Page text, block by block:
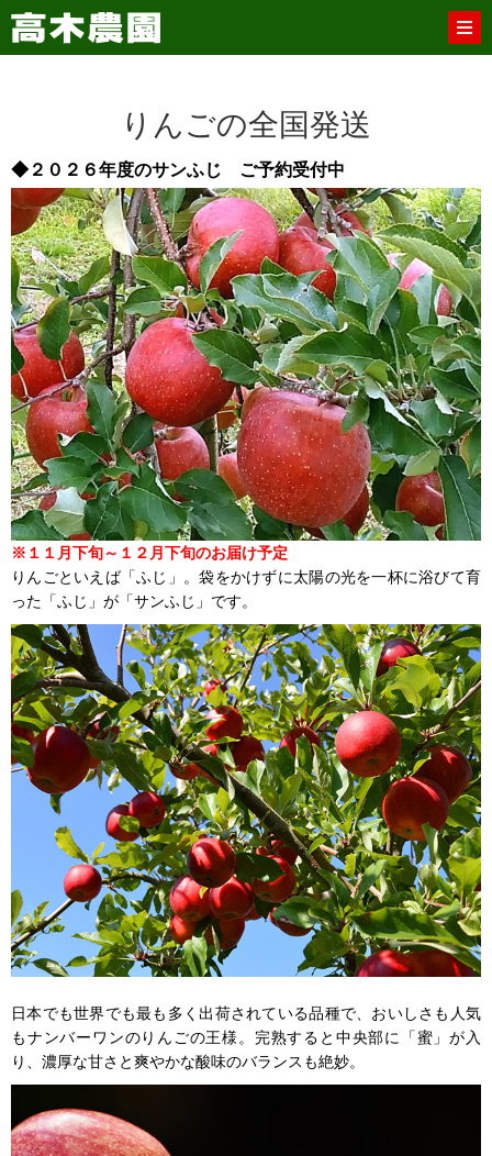
りんごの全国発送
◆２０２６年度のサンふじ ご予約受付中
※１１月下旬～１２月下旬のお届け予定
りんごといえば「ふじ」。袋をかけずに太陽の光を一杯に浴びて育
った「ふじ」が「サンふじ」です。
日本でも世界でも最も多く出荷されている品種で、おいしさも人気
もナンバーワンのりんごの王様。完熟すると中央部に「蜜」が入
り、濃厚な甘さと爽やかな酸味のバランスも絶妙。